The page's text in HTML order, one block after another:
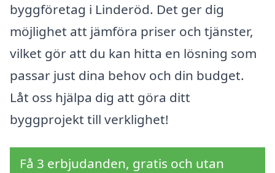
byggföretag i Linderöd. Det ger dig
möjlighet att jämföra priser och tjänster,
vilket gör att du kan hitta en lösning som
passar just dina behov och din budget.
Låt oss hjälpa dig att göra ditt
byggprojekt till verklighet!
Få 3 erbjudanden, gratis och utan